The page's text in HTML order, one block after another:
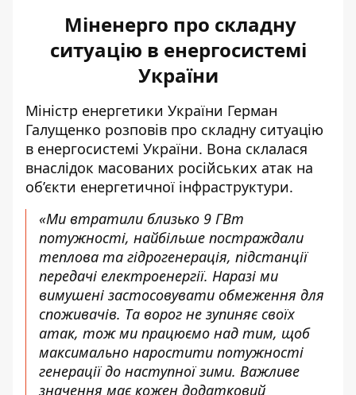
Міненерго про складну
ситуацію в енергосистемі
України
Міністр енергетики України Герман
Галущенко розповів про складну ситуацію
в енергосистемі України. Вона склалася
внаслідок масованих російських атак на
об’єкти енергетичної інфраструктури.
«Ми втратили близько 9 ГВт
потужності, найбільше постраждали
теплова та гідрогенерація, підстанції
передачі електроенергії. Наразі ми
вимушені застосовувати обмеження для
споживачів. Та ворог не зупиняє своїх
атак, тож ми працюємо над тим, щоб
максимально наростити потужності
генерації до наступної зими. Важливе
значення має кожен додатковий